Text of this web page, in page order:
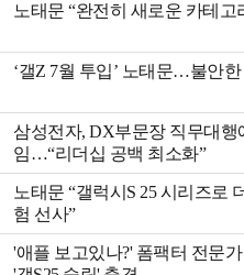
노태문 “완전히 새로운 카테고
‘갤Z 7월 투입’ 노태문…불안한
삼성전자, DX부문장 직무대행
임…“리더십 공백 최소화”
노태문 “갤럭시S 25 시리즈로
험 선사”
'애플 보고있나?' 폼팩터 전문